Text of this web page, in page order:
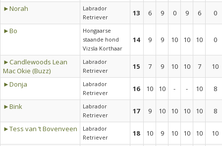
►Norah
Labrador
Retriever
13 6 9 0 9 6
0
►Bo
Hongaarse
staande hond
Vizsla Korthaar
14 9 9 10 10 10 0
►Candlewoods Lean
Mac Okie (Buzz)
Labrador
Retriever
15 7 9 10 10 7
10
►Donja
Labrador
Retriever
16 10 10 - - 10
8
►Bink
Labrador
Retriever
17 9 10 10 10 10
8
►Tess van ‘t Bovenveen
Labrador
Retriever
18 10 9 10 10 10
10